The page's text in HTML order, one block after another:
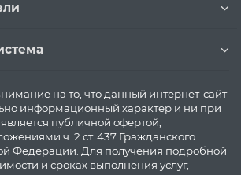
на то, что данный интернет-сайт
информационный характер и ни при
публичной офертой,
ч. 2 ст. 437 Гражданского
Федерации. Для получения подробной
и сроках выполнения услуг,